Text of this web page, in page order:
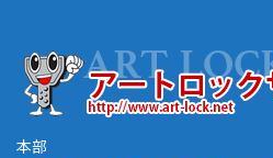
本部